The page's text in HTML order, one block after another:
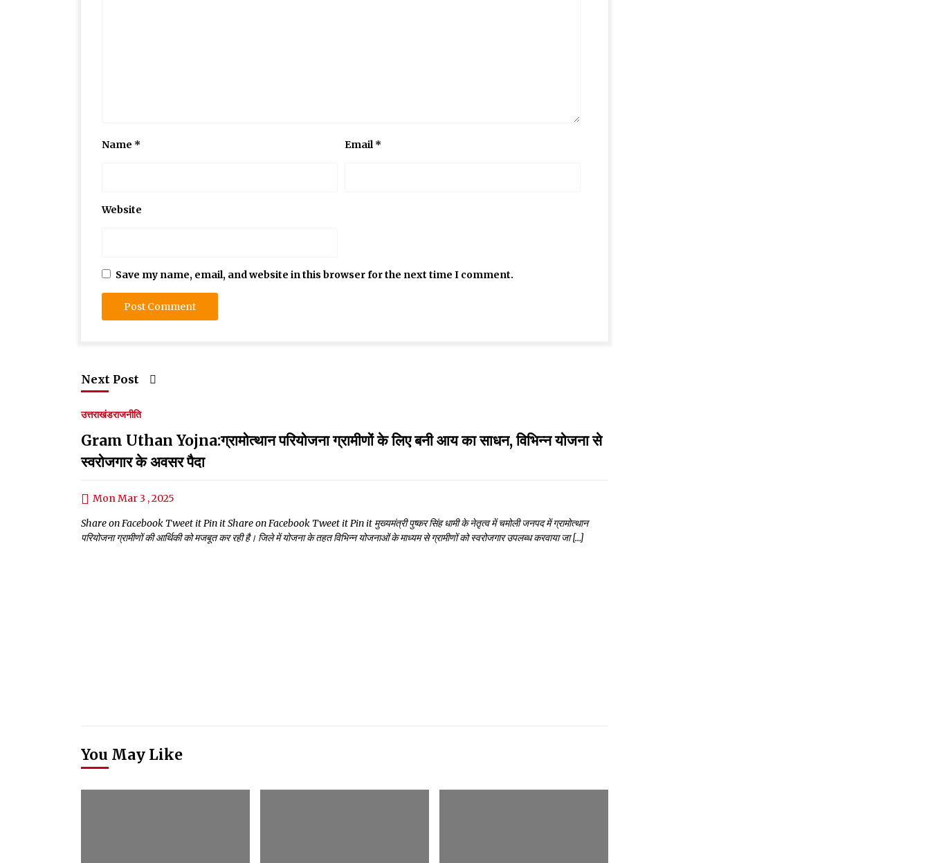
Name * Email*
Website
Save my name, email, and website in this browser for the next time I comment.
Next Post
उत्तराखंडराजनीति
Gram Uthan Yojna:ग्रामोत्थान परियोजना ग्रामीणों के लिए बनी आय का साधन, विभिन्न योजना से
स्वरोजगार के अवसर पैदा
Mon Mar 3 , 2025
Share on Facebook Tweet it Pin it Share on Facebook Tweet it Pin it मुख्यमंत्री पुष्कर सिंह धामी के नेतृत्व में चमोली जनपद में ग्रामोत्थान
परियोजना ग्रामीणों की आर्थिकी को मजबूत कर रही है। जिले में योजना के तहत विभिन्न योजनाओं के माध्यम से ग्रामीणों को स्वरोजगार उपलब्ध करवाया जा […]
You May Like